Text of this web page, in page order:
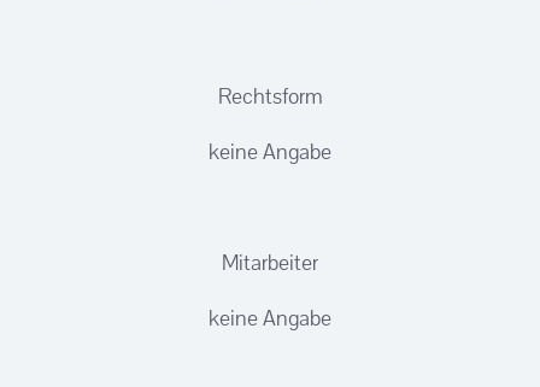
Rechtsform
keine Angabe
Mitarbeiter
keine Angabe